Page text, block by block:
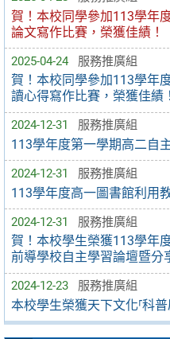
賀！本校同學參加113學年
論文寫作比賽，榮獲佳績！
2025-04-24 服務推廣組
賀！本校同學參加113學年
讀心得寫作比賽，榮獲佳績！
2024-12-31 服務推廣組
113學年度第一學期高二自
2024-12-31 服務推廣組
113學年度高一圖書館利用
2024-12-31 服務推廣組
賀！本校學生榮獲113學年
前導學校自主學習論壇暨分
2024-12-23 服務推廣組
本校學生榮獲天下文化⸢科